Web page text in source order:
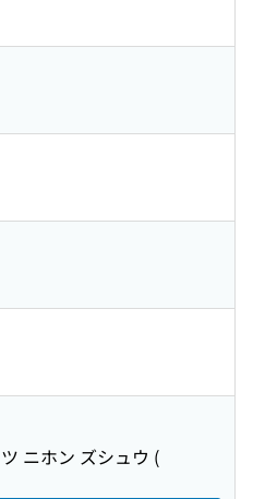
ニホン ズシュウ (